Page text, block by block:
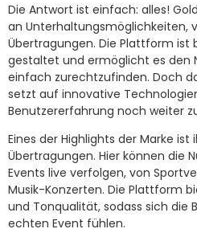
Die Antwort ist einfach: alles!
an Unterhaltungsmöglichkeiten,
Übertragungen. Die Plattform ist
gestaltet und ermöglicht es den
einfach zurechtzufinden. Doch
setzt auf innovative
Benutzererfahrung noch weiter
Eines der Highlights der Marke ist
Übertragungen. Hier können die
Events live verfolgen, von
Musik-Konzerten. Die Plattform
und Tonqualität, sodass sich die
echten Event fühlen.